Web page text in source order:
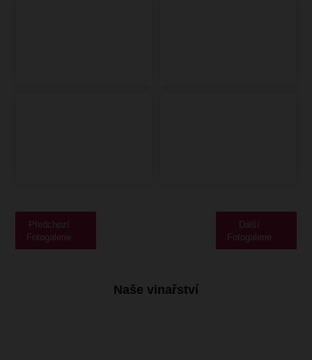
Další
Fotogalerie
Předchozí
Fotogalerie
Naše vinařství